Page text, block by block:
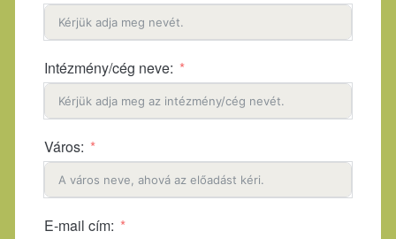
Intézmény/cég neve:
Város:
E-mail cím: